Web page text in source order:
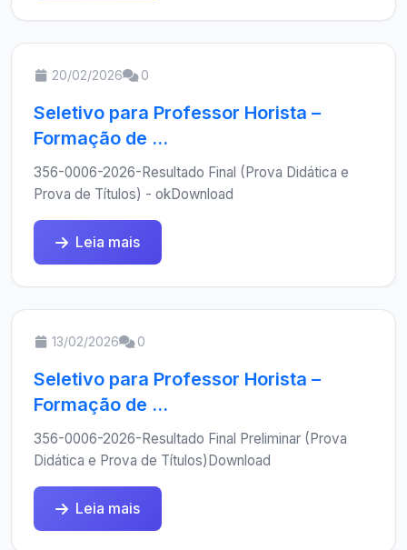
20/02/2026 0
Seletivo para Professor Horista –
Formação de ...
356-0006-2026-Resultado Final (Prova Didática e
Prova de Títulos) - okDownload
Leia mais
13/02/2026 0
Seletivo para Professor Horista –
Formação de ...
356-0006-2026-Resultado Final Preliminar (Prova
Didática e Prova de Títulos)Download
Leia mais